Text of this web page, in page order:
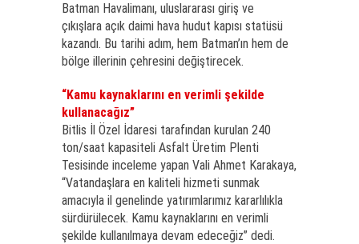
Batman Havalimanı, uluslararası giriş ve
çıkışlara açık daimi hava hudut kapısı statüsü
kazandı. Bu tarihi adım, hem Batman’ın hem de
bölge illerinin çehresini değiştirecek.
“Kamu kaynaklarını en verimli şekilde
kullanacağız”
Bitlis İl Özel İdaresi tarafından kurulan 240
ton/saat kapasiteli Asfalt Üretim Plenti
Tesisinde inceleme yapan Vali Ahmet Karakaya,
“Vatandaşlara en kaliteli hizmeti sunmak
amacıyla il genelinde yatırımlarımız kararlılıkla
sürdürülecek. Kamu kaynaklarını en verimli
şekilde kullanılmaya devam edeceğiz” dedi.